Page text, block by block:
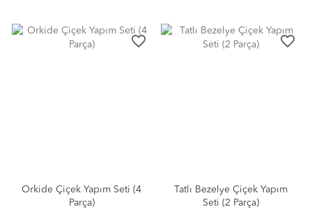
favorite_border
Orkide Çiçek Yapım Seti (4
Parça)
favorite_border
Tatlı Bezelye Çiçek Yapım
Seti (2 Parça)